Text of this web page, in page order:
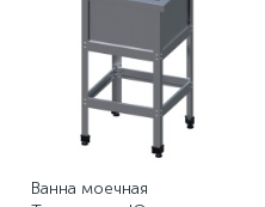
Ванна моечная